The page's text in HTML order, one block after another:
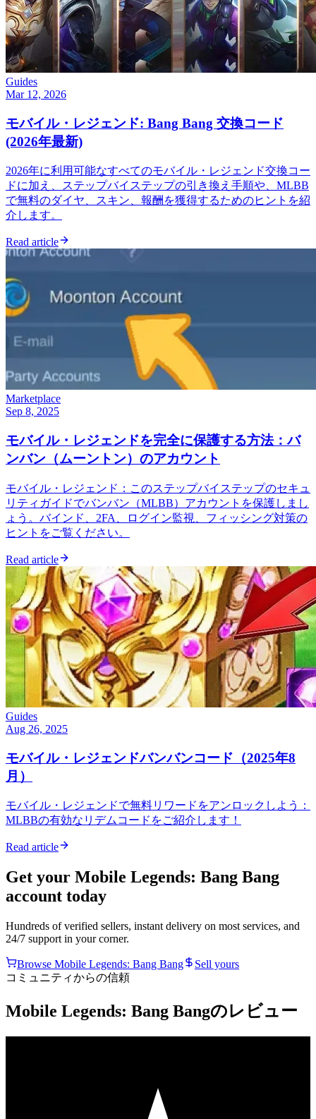
Guides
Mar 12, 2026
モバイル・レジェンド: Bang Bang 交換コード
(2026年最新)
2026年に利用可能なすべてのモバイル・レジェンド交換コー
ドに加え、ステップバイステップの引き換え手順や、MLBB
で無料のダイヤ、スキン、報酬を獲得するためのヒントを紹
介します。
Read article
Marketplace
Sep 8, 2025
モバイル・レジェンドを完全に保護する方法：バ
ンバン（ムーントン）のアカウント
モバイル・レジェンド：このステップバイステップのセキュ
リティガイドでバンバン（MLBB）アカウントを保護しまし
ょう。バインド、2FA、ログイン監視、フィッシング対策の
ヒントをご覧ください。
Read article
Guides
Aug 26, 2025
モバイル・レジェンドバンバンコード（2025年8
月）
モバイル・レジェンドで無料リワードをアンロックしよう：
MLBBの有効なリデムコードをご紹介します！
Read article
Get your Mobile Legends: Bang Bang
account today
Hundreds of verified sellers, instant delivery on most services, and
24/7 support in your corner.
Browse Mobile Legends: Bang Bang
Sell yours
コミュニティからの信頼
Mobile Legends: Bang Bangのレビュー